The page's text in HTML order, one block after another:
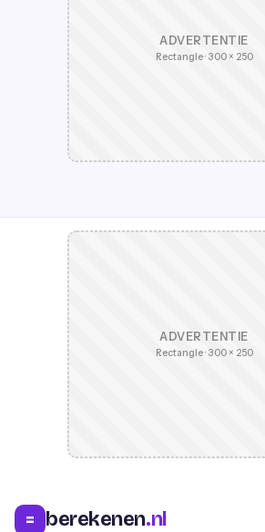
ADVERTENTIE
Rectangle · 300 × 250
ADVERTENTIE
Rectangle · 300 × 250
= berekenen.nl